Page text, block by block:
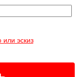
эскиз